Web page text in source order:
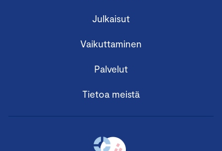
Julkaisut
Vaikuttaminen
Palvelut
Tietoa meistä